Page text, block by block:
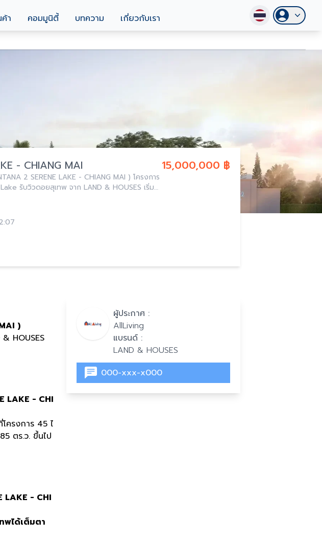
า คอมมูนิตี้ บทความ เกี่ยวกับเรา
15,000,000 ฿
- CHIANG MAI
2 SERENE LAKE - CHIANG MAI ) โครงการ
รับวิวดอยสุเทพ จาก LAND & HOUSES เริ่ม
)
HOUSES
LAKE - CHI
ครงการ 45 ไ
ตร.ว. ขึ้นไป
LAKE - CHI
พได้เต็มตา
ผู้ประกาศ :
AllLiving
แบรนด์ :
LAND & HOUSES
000-xxx-x000